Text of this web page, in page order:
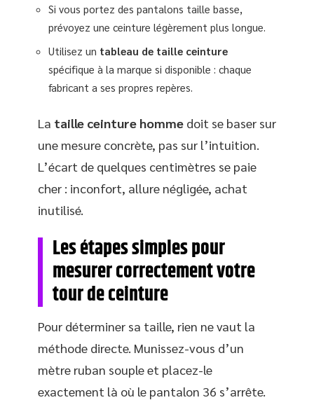
Si vous portez des pantalons taille basse,
prévoyez une ceinture légèrement plus longue.
Utilisez un tableau de taille ceinture
spécifique à la marque si disponible : chaque
fabricant a ses propres repères.
La taille ceinture homme doit se baser sur
une mesure concrète, pas sur l’intuition.
L’écart de quelques centimètres se paie
cher : inconfort, allure négligée, achat
inutilisé.
Les étapes simples pour
mesurer correctement votre
tour de ceinture
Pour déterminer sa taille, rien ne vaut la
méthode directe. Munissez-vous d’un
mètre ruban souple et placez-le
exactement là où le pantalon 36 s’arrête.